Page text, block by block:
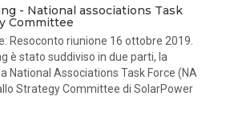
- National associations Task
Committee
Resoconto riunione 16 ottobre 2019.
è stato suddiviso in due parti, la
National Associations Task Force (NA
Strategy Committee di SolarPower